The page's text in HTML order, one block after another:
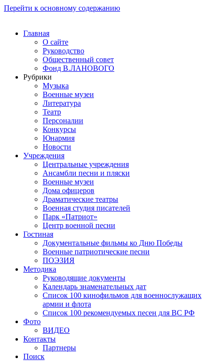
Перейти к основному содержанию
Главная
О сайте
Руководство
Общественный совет
Фонд В.ЛАНОВОГО
Рубрики
Музыка
Военные музеи
Литература
Театр
Персоналии
Конкурсы
Юнармия
Новости
Учреждения
Центральные учреждения
Ансамбли песни и пляски
Военные музеи
Дома офицеров
Драматические театры
Военная студия писателей
Парк «Патриот»
Центр военной песни
Гостиная
Документальные фильмы ко Дню Победы
Военные патриотические песни
ПОЭЗИЯ
Методика
Руководящие документы
Календарь знаменательных дат
Список 100 кинофильмов для военнослужащих
армии и флота
Список 100 рекомендуемых песен для ВС РФ
Фото
ВИДЕО
Контакты
Партнеры
Поиск